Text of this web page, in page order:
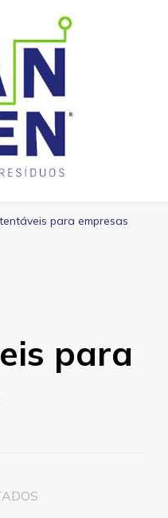
para empresas
para